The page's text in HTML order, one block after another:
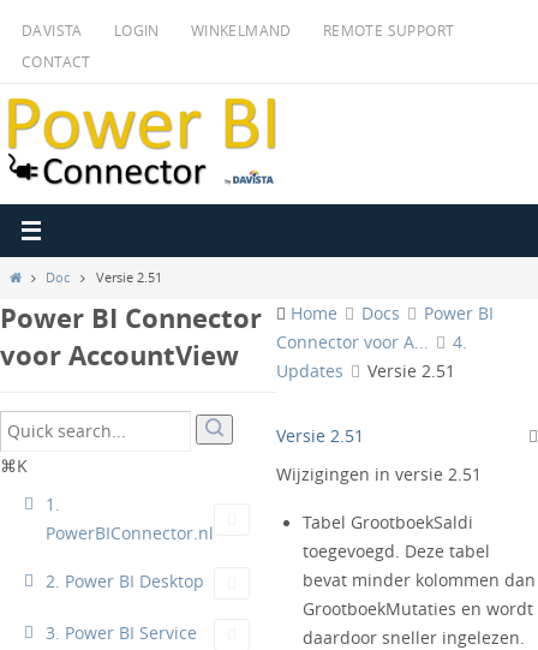
inhoud
DAVISTA LOGIN WINKELMAND
REMOTE SUPPORT
CONTACT
HomeDoc Versie 2.51
Power BI Connector
voor AccountView
⌘K
1.
PowerBIConnector.nl
2. Power BI Desktop
3. Power BI Service
Home Docs
Power BI
Connector voor A...
4.
Updates
Versie 2.51
Versie 2.51
Wijzigingen in versie 2.51
Tabel GrootboekSaldi
toegevoegd. Deze tabel
bevat minder kolommen dan
GrootboekMutaties en wordt
daardoor sneller ingelezen.